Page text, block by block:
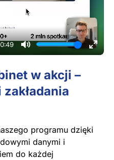
w akcji –
programu dzięki
danymi i
do każdej